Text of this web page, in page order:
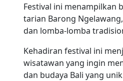
Festival ini menampilkan
tarian Barong
dan lomba-lomba
Kehadiran festival ini
wisatawan yang ingin
dan budaya Bali yang